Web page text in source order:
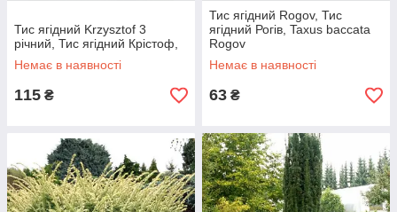
Тис ягідний Krzysztof 3
річний, Тис ягідний Крістоф,
Немає в наявності
115 ₴
Тис ягідний Rogov, Тис
ягідний Рогів, Taxus baccata
Rogov
Немає в наявності
63 ₴